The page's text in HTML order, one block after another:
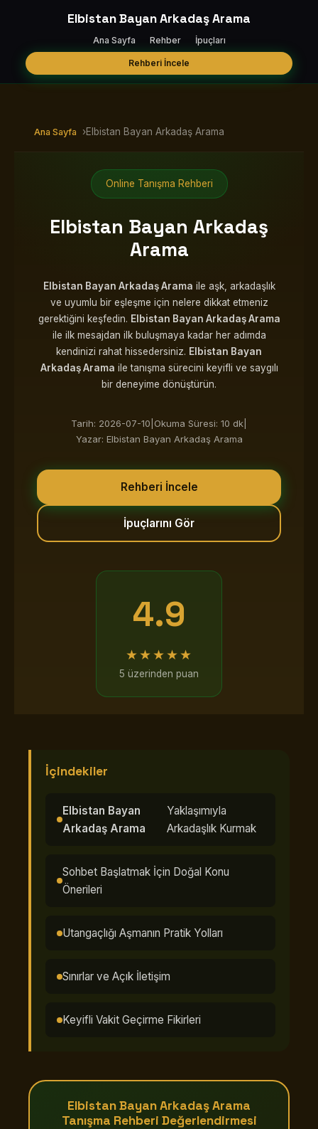
Elbistan Bayan Arkadaş Arama
Ana Sayfa Rehber İpuçları
Rehberi İncele
Ana Sayfa ›Elbistan Bayan Arkadaş Arama
Online Tanışma Rehberi
Elbistan Bayan Arkadaş
Arama
Elbistan Bayan Arkadaş Arama ile aşk, arkadaşlık
ve uyumlu bir eşleşme için nelere dikkat etmeniz
gerektiğini keşfedin. Elbistan Bayan Arkadaş Arama
ile ilk mesajdan ilk buluşmaya kadar her adımda
kendinizi rahat hissedersiniz. Elbistan Bayan
Arkadaş Arama ile tanışma sürecini keyifli ve saygılı
bir deneyime dönüştürün.
Tarih: 2026-07-10 Okuma Süresi: 10 dk
Yazar: Elbistan Bayan Arkadaş Arama
Rehberi İncele
İpuçlarını Gör
4.9
★★★★★
5 üzerinden puan
İçindekiler
Elbistan Bayan
Arkadaş Arama
Yaklaşımıyla
Arkadaşlık Kurmak
Sohbet Başlatmak İçin Doğal Konu
Önerileri
Utangaçlığı Aşmanın Pratik Yolları
Sınırlar ve Açık İletişim
Keyifli Vakit Geçirme Fikirleri
Elbistan Bayan Arkadaş Arama
Tanışma Rehberi Değerlendirmesi